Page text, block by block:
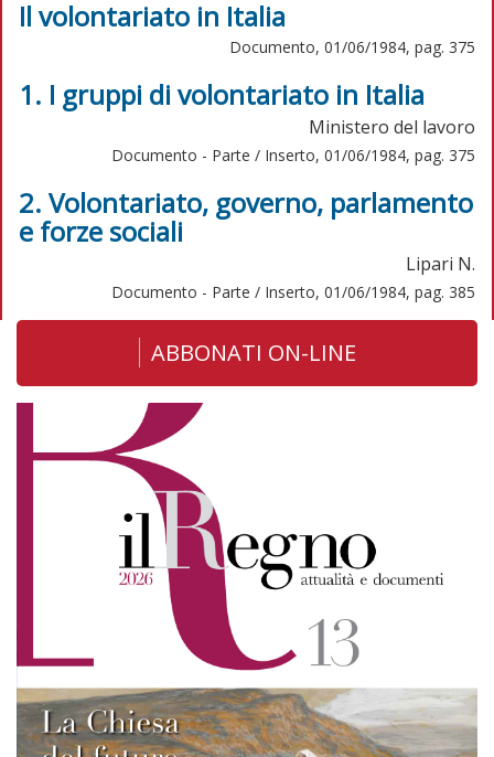
Il volontariato in Italia
Documento, 01/06/1984, pag. 375
1. I gruppi di volontariato in Italia
Ministero del lavoro
Documento - Parte / Inserto, 01/06/1984, pag. 375
2. Volontariato, governo, parlamento
e forze sociali
Lipari N.
Documento - Parte / Inserto, 01/06/1984, pag. 385
ABBONATI ON-LINE